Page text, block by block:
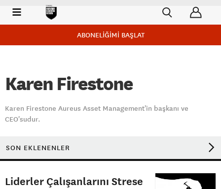
ABONELİĞİMİ BAŞLAT
Karen Firestone
Karen Firestone Aureus Asset Management'in başkanı ve
CEO'sudur.
SON EKLENENLER
Liderler Çalışanlarını Strese